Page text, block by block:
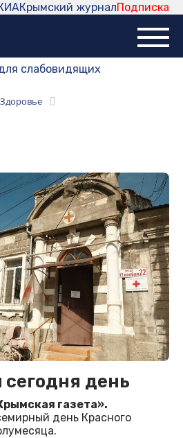
Подписка
Крымский журнал
слабовидящих
Здоровье
день
газета».
день Красного